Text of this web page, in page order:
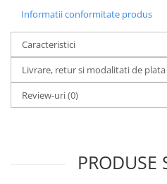
Informatii conformitate produs
Caracteristici
Livrare, retur si modalitati de plata
Review-uri(0)
PRODUSE